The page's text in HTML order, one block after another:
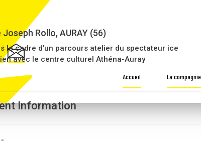
Accueil La compagnie
Joseph Rollo, AURAY (56)
le cadre d’un parcours atelier du spectateur·ice
avec le centre culturel Athéna-Auray
Information
-